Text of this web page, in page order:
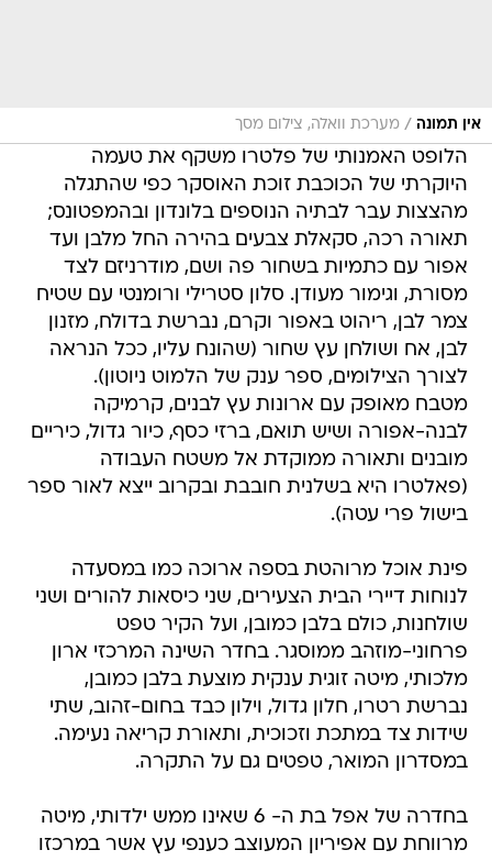
אין תמונה / מערכת וואלה, צילום מסך
הלופט האמנותי של פלטרו משקף את טעמה
היוקרתי של הכוכבת זוכת האוסקר כפי שהתגלה
מהצצות עבר לבתיה הנוספים בלונדון ובהמפטונס;
תאורה רכה, סקאלת צבעים בהירה החל מלבן ועד
אפור עם כתמיות בשחור פה ושם, מודרניזם לצד
מסורת, וגימור מעודן. סלון סטרילי ורומנטי עם שטיח
צמר לבן, ריהוט באפור וקרם, נברשת בדולח, מזנון
לבן, אח ושולחן עץ שחור (שהונח עליו, ככל הנראה
לצורך הצילומים, ספר ענק של הלמוט ניוטון).
מטבח מאופק עם ארונות עץ לבנים, קרמיקה
לבנה-אפורה ושיש תואם, ברזי כסף, כיור גדול, כיריים
מובנים ותאורה ממוקדת אל משטח העבודה
(פאלטרו היא בשלנית חובבת ובקרוב ייצא לאור ספר
בישול פרי עטה).
פינת אוכל מרוהטת בספה ארוכה כמו במסעדה
לנוחות דיירי הבית הצעירים, שני כיסאות להורים ושני
שולחנות, כולם בלבן כמובן, ועל הקיר טפט
פרחוני-מוזהב ממוסגר. בחדר השינה המרכזי ארון
מלכותי, מיטה זוגית ענקית מוצעת בלבן כמובן,
נברשת רטרו, חלון גדול, וילון כבד בחום-זהוב, שתי
שידות צד במתכת וזכוכית, ותאורת קריאה נעימה.
במסדרון המואר, טפטים גם על התקרה.
בחדרה של אפל בת ה- 6 שאינו ממש ילדותי, מיטה
מרווחת עם אפיריון המעוצב כענפי עץ אשר במרכזו